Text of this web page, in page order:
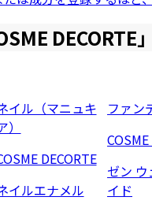
DECORTE
イル（マニュキ
）
DECORTE
イルエナメル
ファン
ゼン
イド